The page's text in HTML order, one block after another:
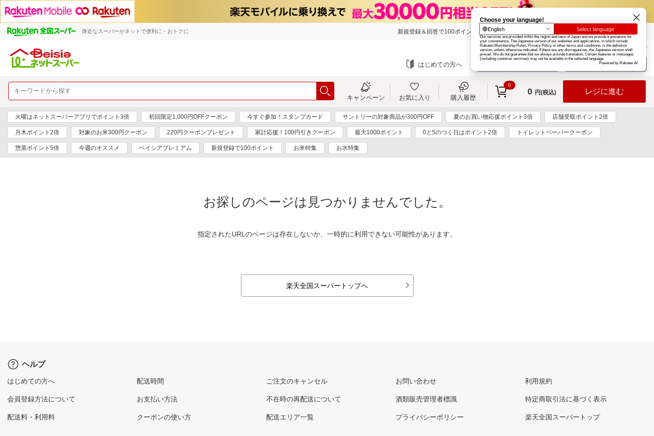
身近なスーパーがネットで便利に・おトクに 新規登録＆回答で100ポイント! 楽天グループ カード
お知らせ ヘルプ
はじめての方へ ログイン
キャンペーン お気に入り 購入履歴
0
0 円(税込) レジに進む
火曜はネットスーパーアプリでポイント3倍 初回限定1,000円OFFクーポン 今すぐ参加！スタンプカード サントリーの対象商品が300円OFF 夏のお買い物応援ポイント3倍 店舗受取ポイント2倍
月木ポイント2倍 対象のお米300円クーポン 220円クーポンプレゼント 家計応援！100円引きクーポン 最大1000ポイント 0と5のつく日はポイント2倍 トイレットペーパークーポン
惣菜ポイント5倍 今週のオススメ ベイシアプレミアム 新規登録で100ポイント お米特集 お水特集
お探しのページは見つかりませんでした。
指定されたURLのページは存在しないか、一時的に利用できない可能性があります。
楽天全国スーパートップへ
ヘルプ
はじめての方へ
会員登録方法について
配送料・利用料
配送時間
お支払い方法
クーポンの使い方
ご注文のキャンセル
不在時の再配送について
配送エリア一覧
お問い合わせ
酒類販売管理者標識
プライバシーポリシー
利用規約
特定商取引法に基づく表示
楽天全国スーパートップ